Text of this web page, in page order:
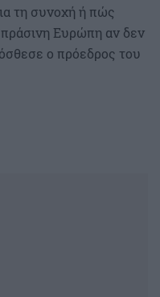
τη συνοχή ή πώς
Ευρώπη αν δεν
ο πρόεδρος του